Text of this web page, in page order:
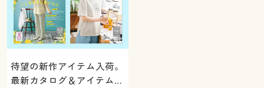
待望の新作アイテム入荷。
最新カタログ＆アイテムを